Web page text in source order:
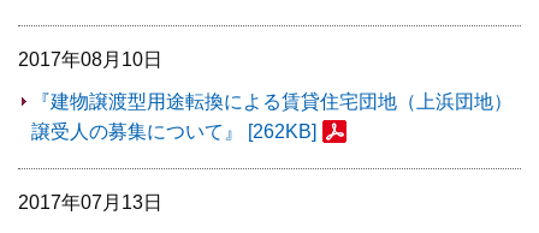
2017年08月10日
『建物譲渡型用途転換による賃貸住宅団地（上浜団地）
譲受人の募集について』 [262KB]
2017年07月13日